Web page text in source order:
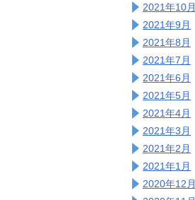
2021年10月
2021年9月
2021年8月
2021年7月
2021年6月
2021年5月
2021年4月
2021年3月
2021年2月
2021年1月
2020年12月